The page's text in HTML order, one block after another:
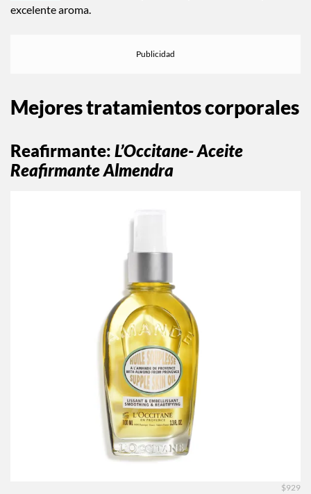
excelente aroma.
Mejores tratamientos corporales
Reafirmante: L’Occitane- Aceite
Reafirmante Almendra
$929